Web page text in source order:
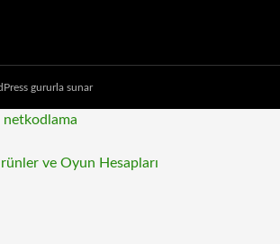
gururla sunar
netkodlama
ve Oyun Hesapları